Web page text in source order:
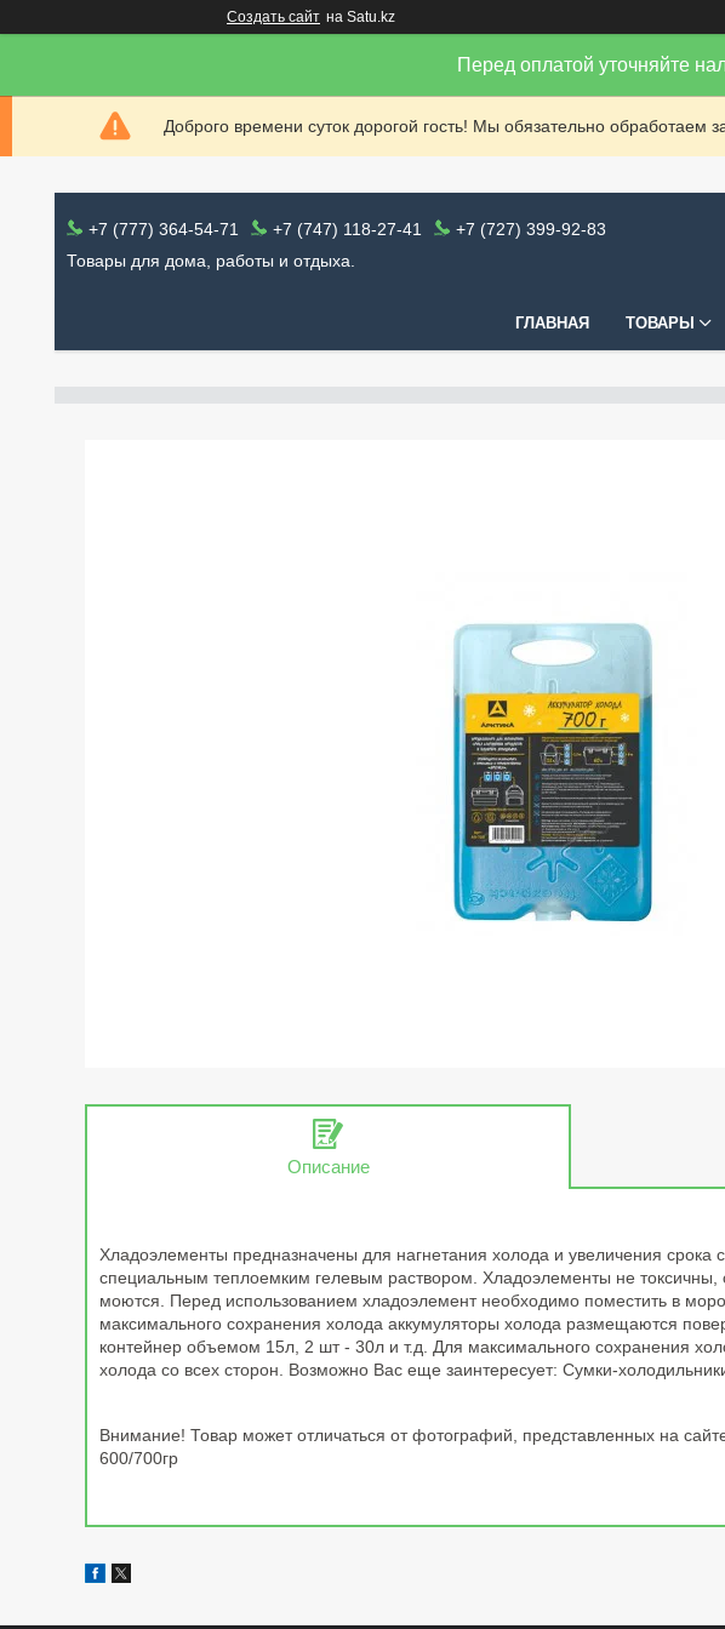
Создать сайт на Satu.kz
Перед оплатой уточняйте
Доброго времени суток дорогой гость! Мы обязательно
+7 (777) 364-54-71 +7 (747) 118-27-41
+7 (727) 399-92-83
Товары для дома, работы и отдыха.
ГЛАВНАЯ ТОВАРЫ
Описание
Хладоэлементы предназначены для нагнетания холода и увеличения
специальным теплоемким гелевым раствором. Хладоэлементы не токсичны,
моются. Перед использованием хладоэлемент необходимо поместить в
максимального сохранения холода аккумуляторы холода размещаются
контейнер объемом 15л, 2 шт - 30л и т.д. Для максимального сохранения
холода со всех сторон. Возможно Вас еще заинтересует: Сумки-
Внимание! Товар может отличаться от фотографий, представленных на
600/700гр